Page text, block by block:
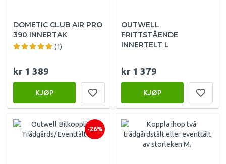
DOMETIC CLUB AIR PRO
390 INNERTAK
(1)
kr 1 389
KJØP
OUTWELL
FRITTSTÅENDE
INNERTELT L
kr 1 379
KJØP
-26%